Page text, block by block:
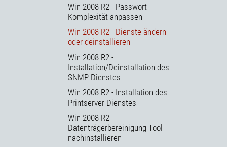
Win 2008 R2 - Passwort
Komplexität anpassen
Win 2008 R2 - Dienste ändern
oder deinstallieren
Win 2008 R2 -
Installation/Deinstallation des
SNMP Dienstes
Win 2008 R2 - Installation des
Printserver Dienstes
Win 2008 R2 -
Datenträgerbereinigung Tool
nachinstallieren